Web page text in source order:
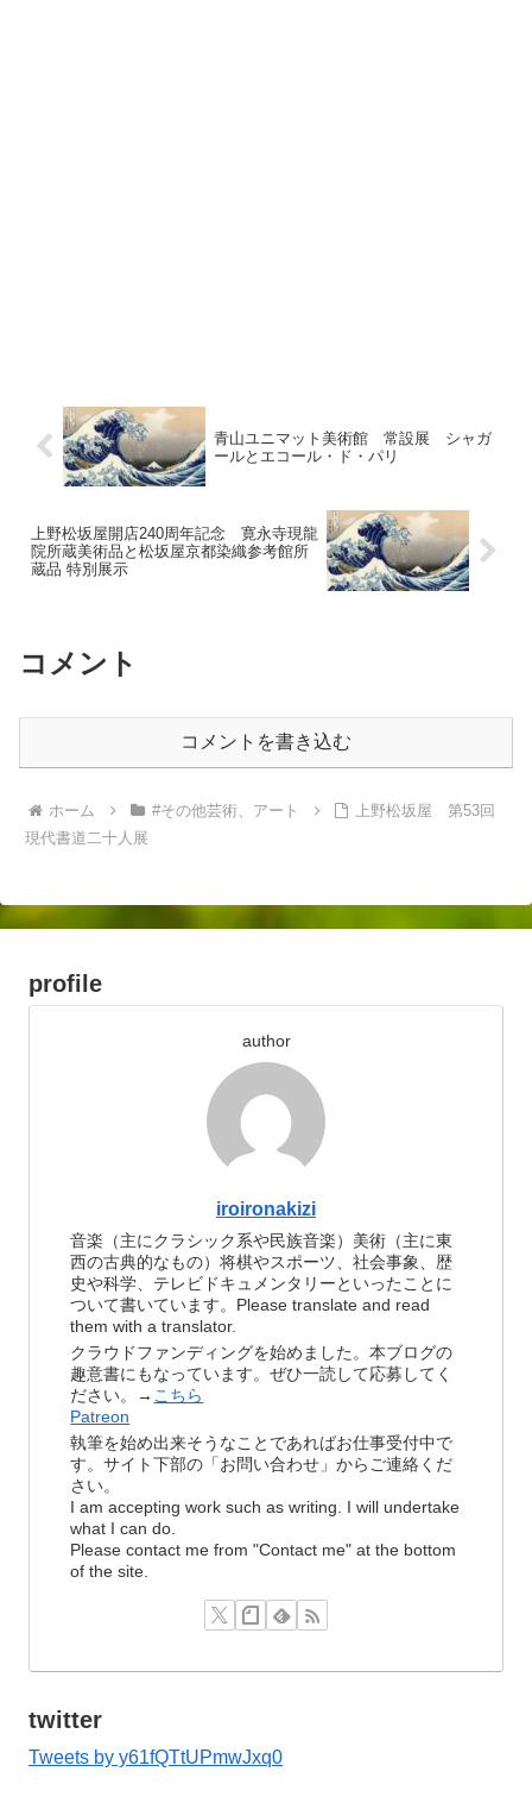
青山ユニマット美術館 常設展 シャガ
ールとエコール・ド・パリ
上野松坂屋開店240周年記念 寛永寺現龍
院所蔵美術品と松坂屋京都染織参考館所
蔵品 特別展示
コメント
コメントを書き込む
ホーム #その他芸術、アート
上野松坂屋 第53回
現代書道二十人展
profile
author
iroironakizi
音楽（主にクラシック系や民族音楽）美術（主に東
西の古典的なもの）将棋やスポーツ、社会事象、歴
史や科学、テレビドキュメンタリーといったことに
ついて書いています。Please translate and read
them with a translator.
クラウドファンディングを始めました。本ブログの
趣意書にもなっています。ぜひ一読して応募してく
ださい。→ こちら
Patreon
執筆を始め出来そうなことであればお仕事受付中で
す。サイト下部の「お問い合わせ」からご連絡くだ
さい。
I am accepting work such as writing. I will undertake
what I can do.
Please contact me from "Contact me" at the bottom
of the site.
twitter
Tweets by y61fQTtUPmwJxq0